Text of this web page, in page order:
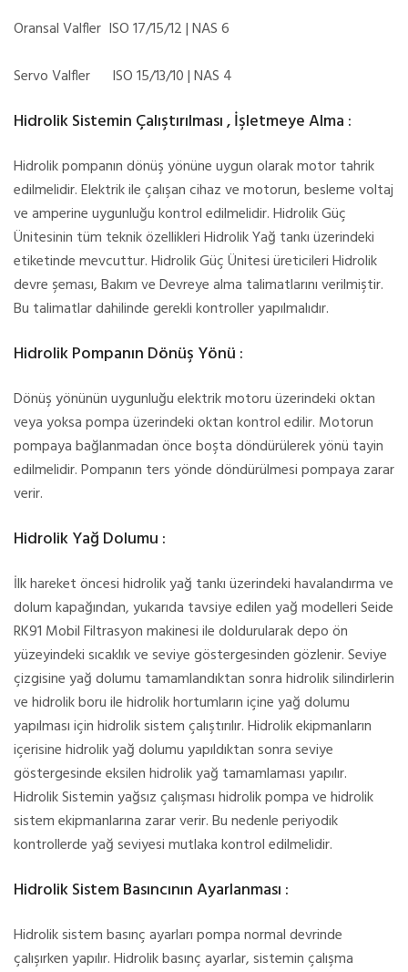
Oransal Valfler ISO 17/15/12 | NAS 6
Servo Valfler ISO 15/13/10 | NAS 4
Hidrolik Sistemin Çalıştırılması , İşletmeye Alma :
Hidrolik pompanın dönüş yönüne uygun olarak motor tahrik
edilmelidir. Elektrik ile çalışan cihaz ve motorun, besleme voltaj
ve amperine uygunluğu kontrol edilmelidir. Hidrolik Güç
Ünitesinin tüm teknik özellikleri Hidrolik Yağ tankı üzerindeki
etiketinde mevcuttur. Hidrolik Güç Ünitesi üreticileri Hidrolik
devre şeması, Bakım ve Devreye alma talimatlarını verilmiştir.
Bu talimatlar dahilinde gerekli kontroller yapılmalıdır.
Hidrolik Pompanın Dönüş Yönü :
Dönüş yönünün uygunluğu elektrik motoru üzerindeki oktan
veya yoksa pompa üzerindeki oktan kontrol edilir. Motorun
pompaya bağlanmadan önce boşta döndürülerek yönü tayin
edilmelidir. Pompanın ters yönde döndürülmesi pompaya zarar
verir.
Hidrolik Yağ Dolumu :
İlk hareket öncesi hidrolik yağ tankı üzerindeki havalandırma ve
dolum kapağından, yukarıda tavsiye edilen yağ modelleri Seide
RK91 Mobil Filtrasyon makinesi ile doldurularak depo ön
yüzeyindeki sıcaklık ve seviye göstergesinden gözlenir. Seviye
çizgisine yağ dolumu tamamlandıktan sonra hidrolik silindirlerin
ve hidrolik boru ile hidrolik hortumların içine yağ dolumu
yapılması için hidrolik sistem çalıştırılır. Hidrolik ekipmanların
içerisine hidrolik yağ dolumu yapıldıktan sonra seviye
göstergesinde eksilen hidrolik yağ tamamlaması yapılır.
Hidrolik Sistemin yağsız çalışması hidrolik pompa ve hidrolik
sistem ekipmanlarına zarar verir. Bu nedenle periyodik
kontrollerde yağ seviyesi mutlaka kontrol edilmelidir.
Hidrolik Sistem Basıncının Ayarlanması :
Hidrolik sistem basınç ayarları pompa normal devrinde
çalışırken yapılır. Hidrolik basınç ayarlar, sistemin çalışma